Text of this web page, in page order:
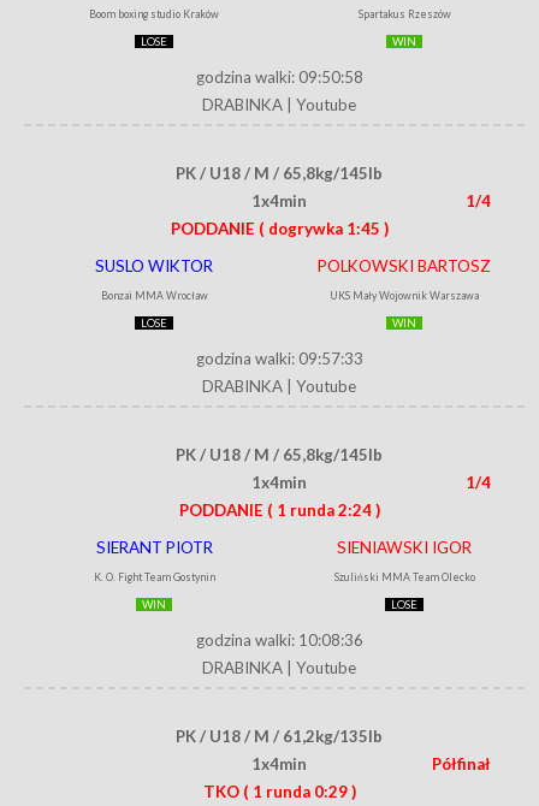
Boom boxing studio Kraków
LOSE
Spartakus Rzeszów
WIN
godzina walki: 09:50:58
DRABINKA
Youtube
PK / U18 / M / 65,8kg/145lb
1x4min
1/4
PODDANIE ( dogrywka 1:45 )
SUSLO WIKTOR
Bonzai MMA Wrocław
LOSE
POLKOWSKI BARTOSZ
UKS Mały Wojownik Warszawa
WIN
godzina walki: 09:57:33
DRABINKA
Youtube
PK / U18 / M / 65,8kg/145lb
1x4min
1/4
PODDANIE ( 1 runda 2:24 )
SIERANT PIOTR
K. O. Fight Team Gostynin
WIN
SIENIAWSKI IGOR
Szuliński MMA Team Olecko
LOSE
godzina walki: 10:08:36
DRABINKA
Youtube
PK / U18 / M / 61,2kg/135lb
1x4min
Półfinał
TKO ( 1 runda 0:29 )